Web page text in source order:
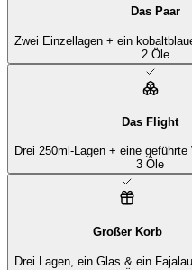
Das Paar
Zwei Einzellagen + ein
2 Öle
Das Flight
Drei 250ml-Lagen + eine
3 Öle
Großer Korb
Drei Lagen, ein Glas & ein